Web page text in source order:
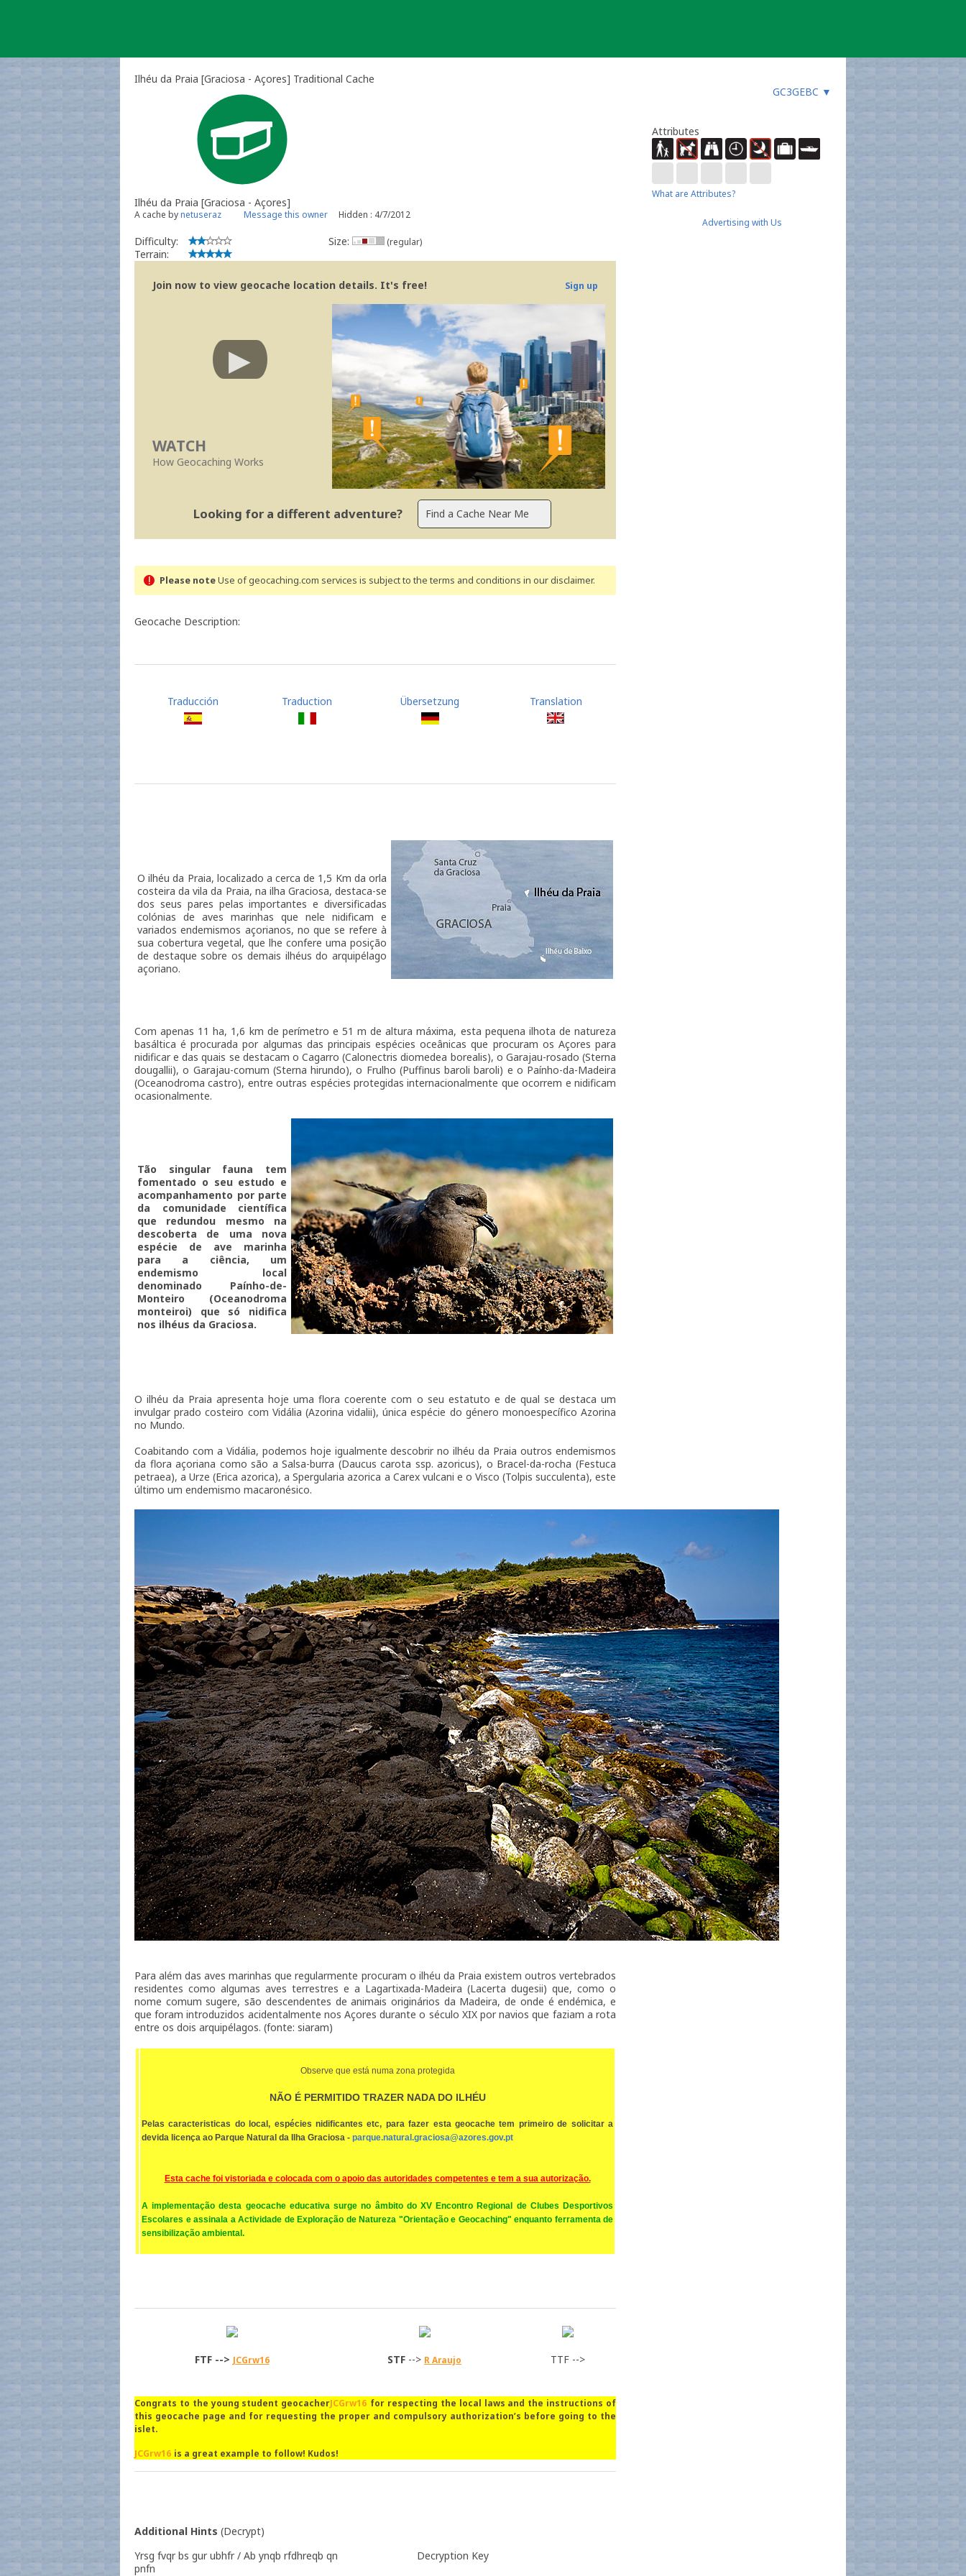
Ilhéu da Praia [Graciosa - Açores] Traditional Cache
GC3GEBC ▼
Ilhéu da Praia [Graciosa - Açores]
A cache bynetuseraz Message this owner Hidden : 4/7/2012
Difficulty:
Terrain:
Size: (regular)
Join now to view geocache location details. It's free! Sign up
WATCH
How Geocaching Works
Looking for a different adventure?
Please noteUse of geocaching.com services is subject to the terms and conditions in our disclaimer.
Geocache Description:
Traducción Traduction Übersetzung Translation
O ilhéu da Praia, localizado a cerca de 1,5 Km da orla
costeira da vila da Praia, na ilha Graciosa, destaca-se
dos seus pares pelas importantes e diversificadas
colónias de aves marinhas que nele nidificam e
variados endemismos açorianos, no que se refere à
sua cobertura vegetal, que lhe confere uma posição
de destaque sobre os demais ilhéus do arquipélago
açoriano.
Com apenas 11 ha, 1,6 km de perímetro e 51 m de altura máxima, esta pequena ilhota de natureza
basáltica é procurada por algumas das principais espécies oceânicas que procuram os Açores para
nidificar e das quais se destacam o Cagarro (Calonectris diomedea borealis), o Garajau-rosado (Sterna
dougallii), o Garajau-comum (Sterna hirundo), o Frulho (Puffinus baroli baroli) e o Paínho-da-Madeira
(Oceanodroma castro), entre outras espécies protegidas internacionalmente que ocorrem e nidificam
ocasionalmente.
Tão singular fauna tem
fomentado o seu estudo e
acompanhamento por parte
da comunidade científica
que redundou mesmo na
descoberta de uma nova
espécie de ave marinha
para a ciência, um
endemismo local
denominado Paínho-de-
Monteiro (Oceanodroma
monteiroi) que só nidifica
nos ilhéus da Graciosa.
O ilhéu da Praia apresenta hoje uma flora coerente com o seu estatuto e de qual se destaca um
invulgar prado costeiro com Vidália (Azorina vidalii), única espécie do género monoespecífico Azorina
no Mundo.
Coabitando com a Vidália, podemos hoje igualmente descobrir no ilhéu da Praia outros endemismos
da flora açoriana como são a Salsa-burra (Daucus carota ssp. azoricus), o Bracel-da-rocha (Festuca
petraea), a Urze (Erica azorica), a Spergularia azorica a Carex vulcani e o Visco (Tolpis succulenta), este
último um endemismo macaronésico.
Para além das aves marinhas que regularmente procuram o ilhéu da Praia existem outros vertebrados
residentes como algumas aves terrestres e a Lagartixada-Madeira (Lacerta dugesii) que, como o
nome comum sugere, são descendentes de animais originários da Madeira, de onde é endémica, e
que foram introduzidos acidentalmente nos Açores durante o século XIX por navios que faziam a rota
entre os dois arquipélagos. (fonte: siaram)
Observe que está numa zona protegida
NÃO É PERMITIDO TRAZER NADA DO ILHÉU
Pelas caracteristicas do local, espécies nidificantes etc, para fazer esta geocache tem primeiro de solicitar a
devida licença ao Parque Natural da Ilha Graciosa - parque.natural.graciosa@azores.gov.pt
Esta cache foi vistoriada e colocada com o apoio das autoridades competentes e tem a sua autorização.
A implementação desta geocache educativa surge no âmbito do XV Encontro Regional de Clubes Desportivos
Escolares e assinala a Actividade de Exploração de Natureza "Orientação e Geocaching" enquanto ferramenta de
sensibilização ambiental.
FTF --> JCGrw16 STF --> R Araujo TTF -->
Congrats to the young student geocacherJCGrw16 for respecting the local laws and the instructions of
this geocache page and for requesting the proper and compulsory authorization’s before going to the
islet.
JCGrw16 is a great example to follow! Kudos!
Additional Hints (Decrypt)
Yrsg fvqr bs gur ubhfr / Ab ynqb rfdhreqb qn
pnfn
Decryption Key
Attributes
What are Attributes?
Advertising with Us